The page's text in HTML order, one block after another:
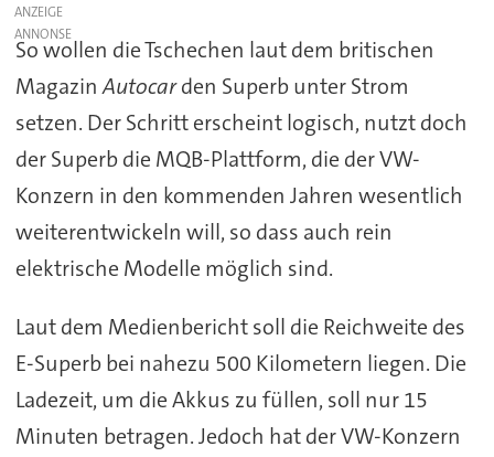
ANZEIGE
So wollen die Tschechen laut dem britischen
MagazinAutocarden Superb unter Strom
setzen. Der Schritt erscheint logisch, nutzt doch
der Superb die MQB-Plattform, die der VW-
Konzern in den kommenden Jahren wesentlich
weiterentwickeln will, so dass auch rein
elektrische Modelle möglich sind.
Laut dem Medienbericht soll die Reichweite des
E-Superb bei nahezu 500 Kilometern liegen. Die
Ladezeit, um die Akkus zu füllen, soll nur 15
Minuten betragen. Jedoch hat der VW-Konzern